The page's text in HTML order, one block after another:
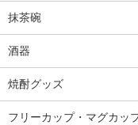
抹茶碗
酒器
焼酎グッズ
フリーカップ・マグカッ